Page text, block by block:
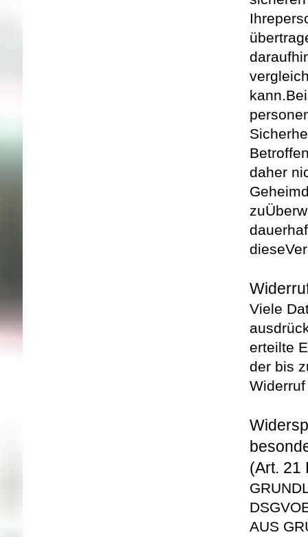
Ihre
darauf
kann.
daher
zu
diese
Viele
erteilte
der bis
(Art. 21
DSGVO
AUS